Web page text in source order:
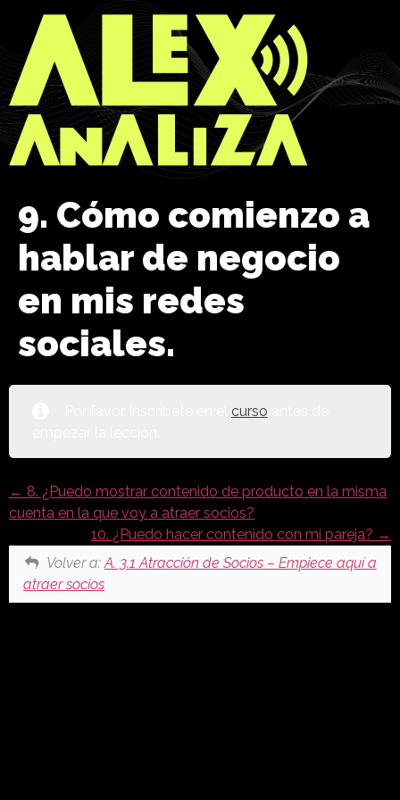
9. Cómo comienzo a
hablar de negocio
en mis redes
sociales.
curso
8. ¿Puedo mostrar contenido de producto en la misma
cuenta en la que voy a atraer socios?
10. ¿Puedo hacer contenido con mi pareja?
Volver a:A. 3.1 Atracción de Socios – Empiece aquí a
atraer socios